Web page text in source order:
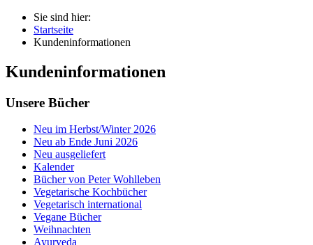
Sie sind hier:
Startseite
Kundeninformationen
Kundeninformationen
Unsere Bücher
Neu im Herbst/Winter 2026
Neu ab Ende Juni 2026
Neu ausgeliefert
Kalender
Bücher von Peter Wohlleben
Vegetarische Kochbücher
Vegetarisch international
Vegane Bücher
Weihnachten
Ayurveda